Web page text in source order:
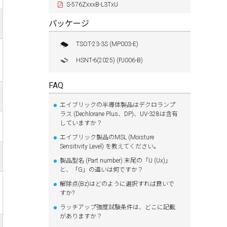
S-576ZxxxB-L3TxU
パッケージ
TSOT-23-3S (MP003-E)
HSNT-6(2025) (PJ006-B)
FAQ
エイブリックの半導体製品はデクロランプ
ラス (Dechlorane Plus、DP)、UV-328は含有
していますか？
エイブリック製品のMSL (Moisture
Sensitivity Level) を教えてください。
製品型名 (Part number) 末尾の「U (Ux)」
と、「G」の違いは何ですか？
解除点(Bz)はどのように選択すれば良いで
すか?
ラッチアップ強度試験条件は、どこに記載
がありますか？